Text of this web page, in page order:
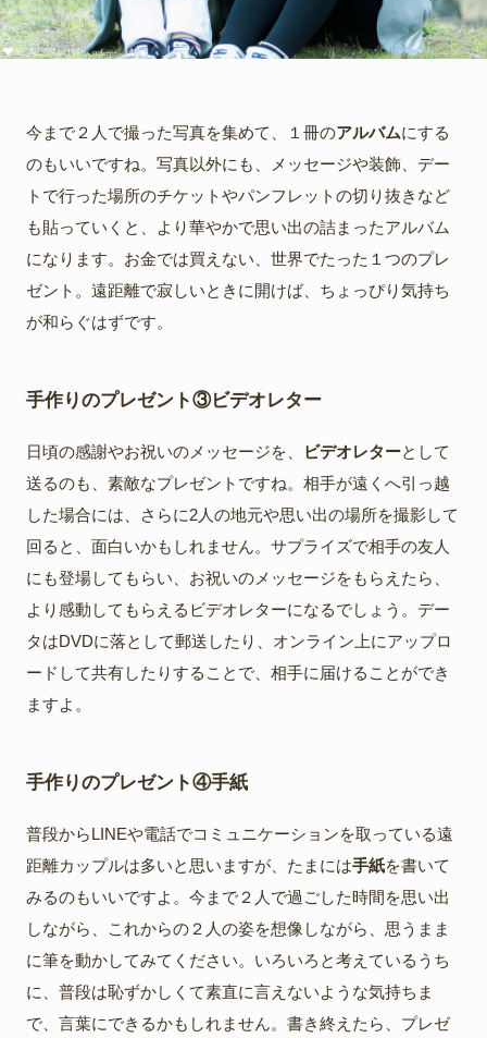
今まで２人で撮った写真を集めて、１冊のアルバムにする
のもいいですね。写真以外にも、メッセージや装飾、デー
トで行った場所のチケットやパンフレットの切り抜きなど
も貼っていくと、より華やかで思い出の詰まったアルバム
になります。お金では買えない、世界でたった１つのプレ
ゼント。遠距離で寂しいときに開けば、ちょっぴり気持ち
が和らぐはずです。
手作りのプレゼント③ビデオレター
日頃の感謝やお祝いのメッセージを、 ビデオレターとして
送るのも、素敵なプレゼントですね。相手が遠くへ引っ越
した場合には、さらに2人の地元や思い出の場所を撮影して
回ると、面白いかもしれません。サプライズで相手の友人
にも登場してもらい、お祝いのメッセージをもらえたら、
より感動してもらえるビデオレターになるでしょう。デー
タはDVDに落として郵送したり、オンライン上にアップロ
ードして共有したりすることで、相手に届けることができ
ますよ。
手作りのプレゼント④手紙
普段からLINEや電話でコミュニケーションを取っている遠
距離カップルは多いと思いますが、たまには手紙を書いて
みるのもいいですよ。今まで２人で過ごした時間を思い出
しながら、これからの２人の姿を想像しながら、思うまま
に筆を動かしてみてください。いろいろと考えているうち
に、普段は恥ずかしくて素直に言えないような気持ちま
で、言葉にできるかもしれません。書き終えたら、プレゼ